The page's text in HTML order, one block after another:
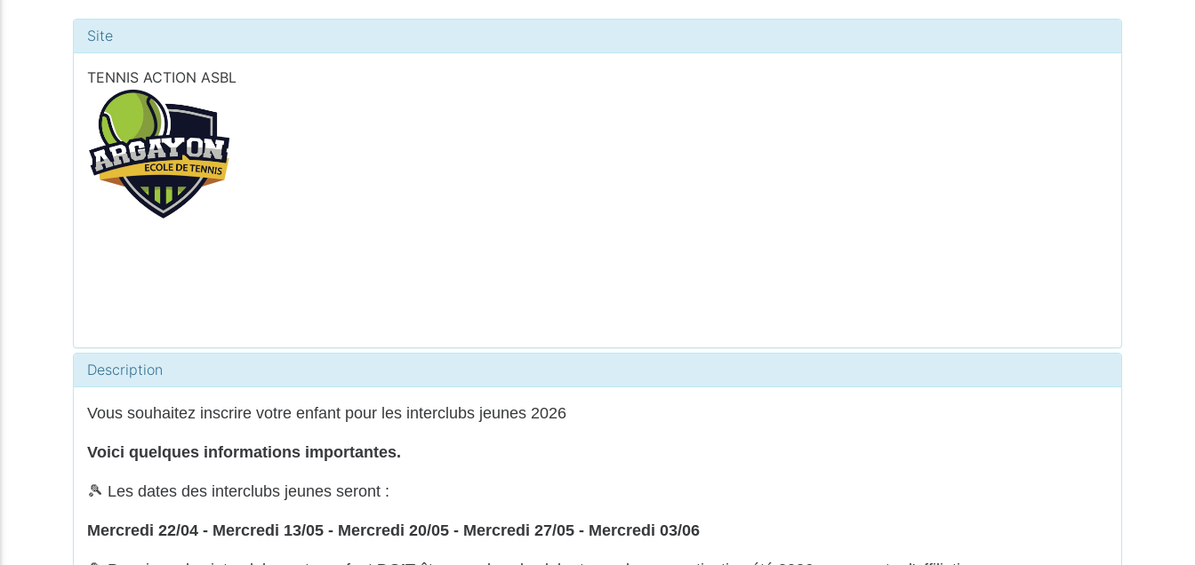
Site
TENNIS ACTION ASBL
Description
Vous souhaitez inscrire votre enfant pour les interclubs jeunes 2026
Voici quelques informations importantes.
🎾 Les dates des interclubs jeunes seront :
Mercredi 22/04 - Mercredi 13/05 - Mercredi 20/05 - Mercredi 27/05 - Mercredi 03/06